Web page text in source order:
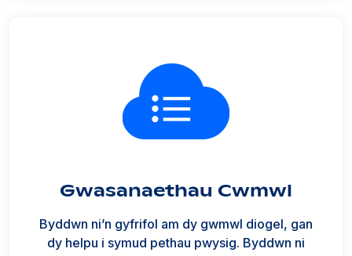
Gwasanaethau Cwmwl
Byddwn ni’n gyfrifol am dy gwmwl diogel, gan
dy helpu i symud pethau pwysig. Byddwn ni